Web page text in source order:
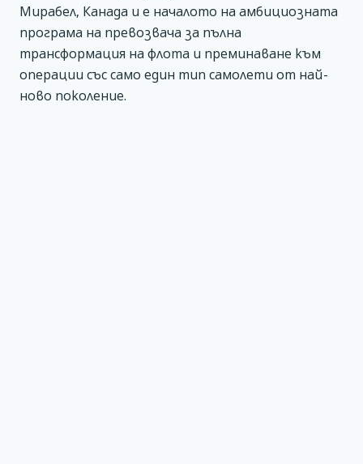
Мирабел, Канада и е началото на амбициозната
програма на превозвача за пълна
трансформация на флота и преминаване към
операции със само един тип самолети от най-
ново поколение.